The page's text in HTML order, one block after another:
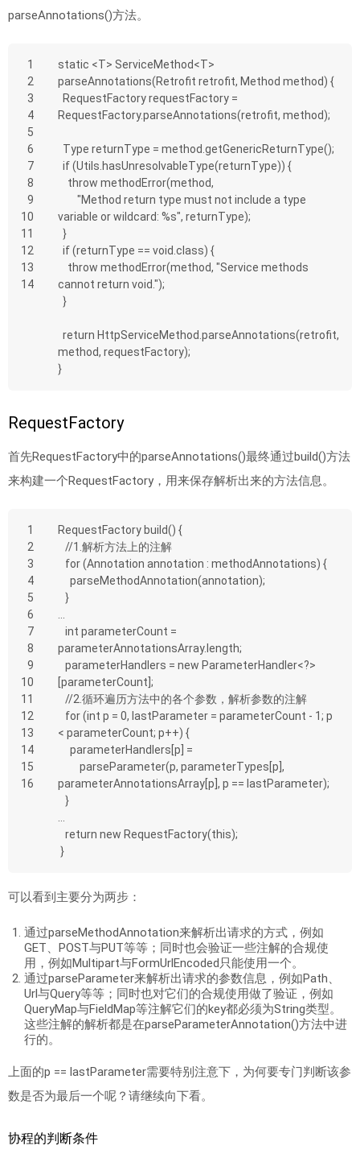
parseAnnotations()方法。
1
2
3
4
5
6
7
8
9
10
11
12
13
14
static <T> ServiceMethod<T>
parseAnnotations(Retrofit retrofit, Method method) {
RequestFactory.parseAnnotations(retrofit, method);
  Type returnType = method.getGenericReturnType();
  if (Utils.hasUnresolvableType(returnType)) {
    throw methodError(method,
variable or wildcard: %s", returnType);
  }
  if (returnType == void.class) {
cannot return void.");
  }
method, requestFactory);
}
RequestFactory
首先RequestFactory中的parseAnnotations()最终通过build()方法
来构建一个RequestFactory，用来保存解析出来的方法信息。
1
2
3
4
5
6
7
8
9
10
11
12
13
14
15
16
RequestFactory build() {
   //1.解析方法上的注解
   for (Annotation annotation : methodAnnotations) {
     parseMethodAnnotation(annotation);
   }
...
parameterAnnotationsArray.length;
[parameterCount];
   //2.循环遍历方法中的各个参数，解析参数的注解
< parameterCount; p++) {
     parameterHandlers[p] =
parameterAnnotationsArray[p], p == lastParameter);
   }
...
   return new RequestFactory(this);
}
可以看到主要分为两步：
通过parseMethodAnnotation来解析出请求的方式，例如
GET、POST与PUT等等；同时也会验证一些注解的合规使
用，例如Multipart与FormUrlEncoded只能使用一个。
通过parseParameter来解析出请求的参数信息，例如Path、
Url与Query等等；同时也对它们的合规使用做了验证，例如
QueryMap与FieldMap等注解它们的key都必须为String类型。
这些注解的解析都是在parseParameterAnnotation()方法中进
行的。
上面的p == lastParameter需要特别注意下，为何要专门判断该参
数是否为最后一个呢？请继续向下看。
协程的判断条件